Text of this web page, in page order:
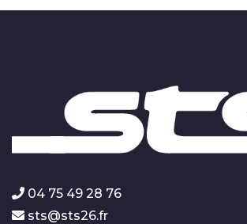
04 75 49 28 76
sts@sts26.fr